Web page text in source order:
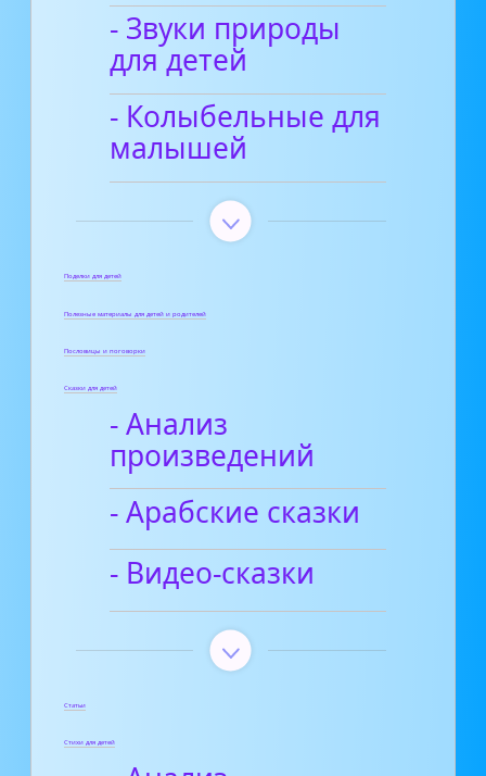
- Звуки природы
для детей
- Колыбельные для
малышей
Поделки для детей
Полезные материалы для детей и родителей
Пословицы и поговорки
Сказки для детей
- Анализ
произведений
- Арабские сказки
- Видео-сказки
Статьи
Стихи для детей